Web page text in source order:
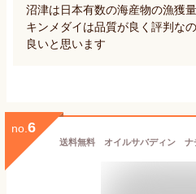
沼津は日本有数の海産物の漁獲
キンメダイは品質が良く評判な
良いと思います
no. 6